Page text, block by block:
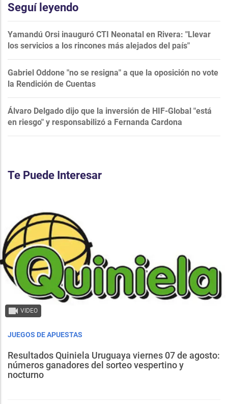
Seguí leyendo
Yamandú Orsi inauguró CTI Neonatal en Rivera: "Llevar
los servicios a los rincones más alejados del país"
Gabriel Oddone "no se resigna" a que la oposición no vote
la Rendición de Cuentas
Álvaro Delgado dijo que la inversión de HIF-Global "está
en riesgo" y responsabilizó a Fernanda Cardona
Te Puede Interesar
VIDEO
JUEGOS DE APUESTAS
Resultados Quiniela Uruguaya viernes 07 de agosto:
números ganadores del sorteo vespertino y
nocturno